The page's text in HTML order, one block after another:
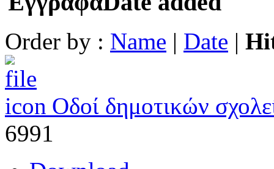
Order by : Name | Date |
Οδοί δημοτικών
6991